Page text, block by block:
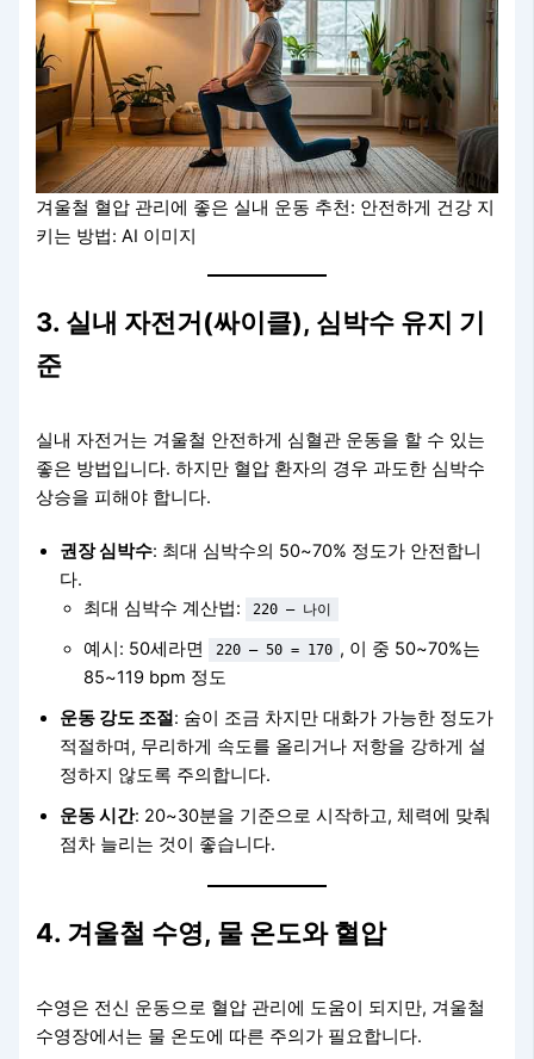
겨울철 혈압 관리에 좋은 실내 운동 추천: 안전하게 건강 지
키는 방법: AI 이미지
3. 실내 자전거(싸이클), 심박수 유지 기
준
실내 자전거는 겨울철 안전하게 심혈관 운동을 할 수 있는
좋은 방법입니다. 하지만 혈압 환자의 경우 과도한 심박수
상승을 피해야 합니다.
권장 심박수: 최대 심박수의 50~70% 정도가 안전합니
다.
최대 심박수 계산법:
220 – 나이
예시: 50세라면 220 – 50 = 170 , 이 중 50~70%는
85~119 bpm 정도
운동 강도 조절: 숨이 조금 차지만 대화가 가능한 정도가
적절하며, 무리하게 속도를 올리거나 저항을 강하게 설
정하지 않도록 주의합니다.
운동 시간: 20~30분을 기준으로 시작하고, 체력에 맞춰
점차 늘리는 것이 좋습니다.
4. 겨울철 수영, 물 온도와 혈압
수영은 전신 운동으로 혈압 관리에 도움이 되지만, 겨울철
수영장에서는 물 온도에 따른 주의가 필요합니다.